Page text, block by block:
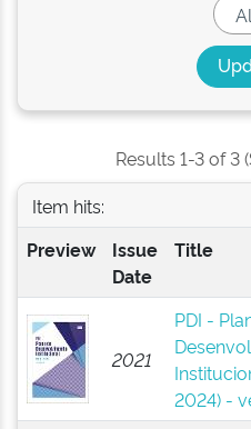
Results 1-3 of 3
Item hits:
Preview
Issue
Date
Title
2021
PDI -
2024) -